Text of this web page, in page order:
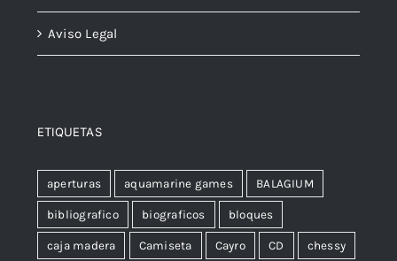
Aviso Legal
ETIQUETAS
aperturas aquamarine games BALAGIUM
bibliografico biograficos bloques
caja madera Camiseta Cayro CD chessy